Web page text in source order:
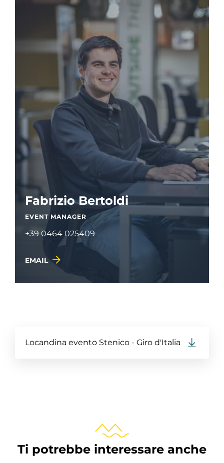
Fabrizio Bertoldi
EVENT MANAGER
+39 0464 025409
EMAIL
Locandina evento Stenico - Giro d'Italia
Ti potrebbe interessare anche